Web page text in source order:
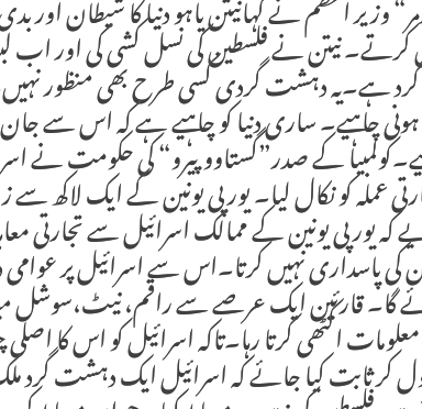
وزیر اعظم نے کہانیتن یاہو دنیا کا شیطان اور
نیتن نے فلسطین کی نسل کشی کی اور اب
ہے۔یہ دہشت گردی کسی طرح بھی منظور
چاہیے۔ ساری دنیا کو چاہیے ہے کہ اس سے
کے صدر”گستاووپیرو“ کی حکومت نے
عملہ کو نکال لیا۔ یورپی یونین کے ایک لاکھ
یورپی یونین کے ممالک اسرائیل سے تجارتی
کی پاسداری نہیں کرتا۔اس سے اسرائیل پر
گا۔ قارئین ایک عرصے سے راقم، نیٹ،سوشل
اکٹھی کرتا رہا۔تاکہ اسرائیل کو اس کا اصلی
کر ثابت کیا جائے کہ اسرائیل ایک دہشت گرد